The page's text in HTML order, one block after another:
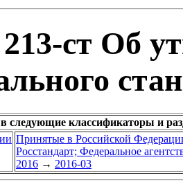
ст Об
в следующие классификаторы и
Принятые в Российской
Росстандарт; Федеральное
2016 → 2016-03